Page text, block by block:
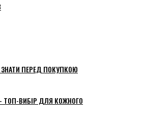
ПЕРЕД ПОКУПКОЮ
ТОП-ВИБІР ДЛЯ КОЖНОГО